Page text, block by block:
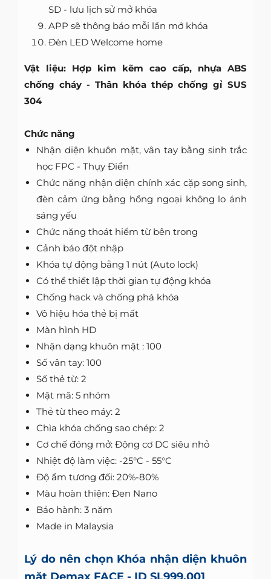
SD - lưu lịch sử mở khóa
APP sẽ thông báo mỗi lần mở khóa
Đèn LED Welcome home
Vật liệu: Hợp kim kẽm cao cấp, nhựa ABS
chống cháy - Thân khóa thép chống gỉ SUS
304
Chức năng
Nhận diện khuôn mặt, vân tay bằng sinh trắc
học FPC - Thụy Điển
Chức năng nhận diện chính xác cặp song sinh,
đèn cảm ứng bằng hồng ngoại không lo ánh
sáng yếu
Chức năng thoát hiểm từ bên trong
Cảnh báo đột nhập
Khóa tự động bằng 1 nút (Auto lock)
Có thể thiết lập thời gian tự động khóa
Chống hack và chống phá khóa
Vô hiệu hóa thẻ bị mất
Màn hình HD
Nhận dạng khuôn mặt : 100
Số vân tay: 100
Số thẻ từ: 2
Mật mã: 5 nhóm
Thẻ từ theo máy: 2
Chìa khóa chống sao chép: 2
Cơ chế đóng mở: Động cơ DC siêu nhỏ
Nhiệt độ làm việc: -25°C - 55°C
Độ ẩm tương đối: 20%-80%
Màu hoàn thiện: Đen Nano
Bảo hành: 3 năm
Made in Malaysia
Lý do nên chọn Khóa nhận diện khuôn